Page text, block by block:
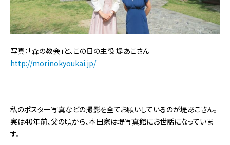
写真：「森の教会」と、この日の主役 堤あこさん
http://morinokyoukai.jp/
私のポスター写真などの撮影を全てお願いしているのが堤あこさん。
実は40年前、父の頃から、本田家は堤写真館にお世話になっていま
す。